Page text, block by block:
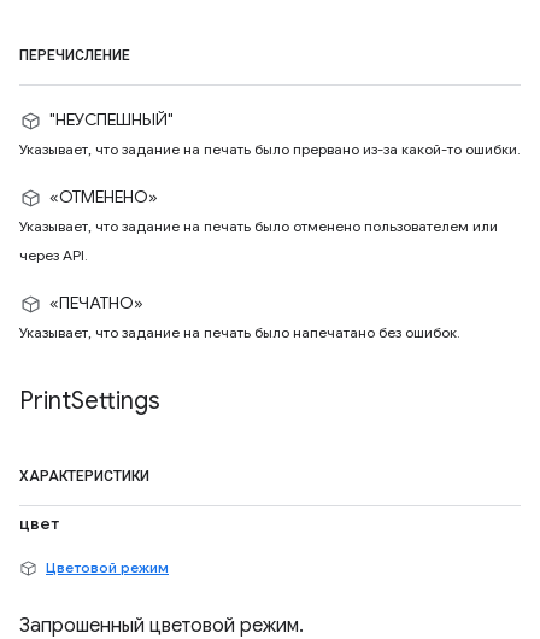
ПЕРЕЧИСЛЕНИЕ
"НЕУСПЕШНЫЙ"
Указывает, что задание на печать было прервано из-за какой-то ошибки.
«ОТМЕНЕНО»
Указывает, что задание на печать было отменено пользователем или
через API.
«ПЕЧАТНО»
Указывает, что задание на печать было напечатано без ошибок.
PrintSettings
ХАРАКТЕРИСТИКИ
цвет
Цветовой режим
Запрошенный цветовой режим.